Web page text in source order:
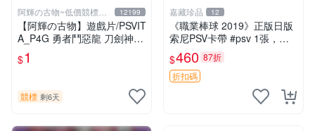
阿輝の古物~低價競標五
六日結標
12199
【阿輝の古物】遊戲片/PSVIT
A_P4G 勇者鬥惡龍 刀劍神域
一批合售_1元起標無底價_#F
31
$1
競標 剩6天
嘉藏珍品 12
《職業棒球 2019》正版日版
索尼PSV卡帶 #psv 1張，同
時購第二張起可減張， 成色
如圖，原相機拍攝，一卡一
拍，因相機，光線環境等因
$460 87折
折扣碼